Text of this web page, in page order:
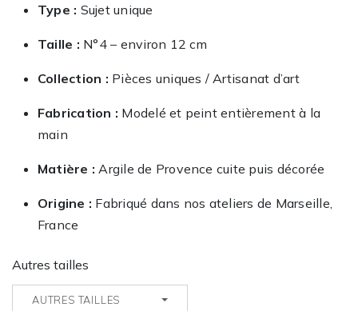
Type : Sujet unique
Taille : N°4 – environ 12 cm
Collection : Pièces uniques / Artisanat d’art
Fabrication : Modelé et peint entièrement à la
main
Matière : Argile de Provence cuite puis décorée
Origine : Fabriqué dans nos ateliers de Marseille,
France
Autres tailles
AUTRES TAILLES